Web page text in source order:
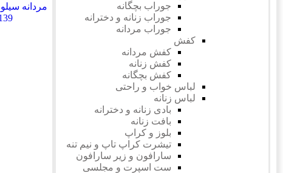
جوراب بچگانه
جوراب زنانه و دخترانه
جوراب مردانه
کفش
کفش مردانه
کفش زنانه
کفش بچگانه
لباس خواب و راحتی
لباس زنانه
بادی زنانه و دخترانه
بافت زنانه
بلوز و کراپ
تیشرت کراپ تاپ و نیم تنه
سارافون و زیر سارافون
ست اسپرت و مجلسی